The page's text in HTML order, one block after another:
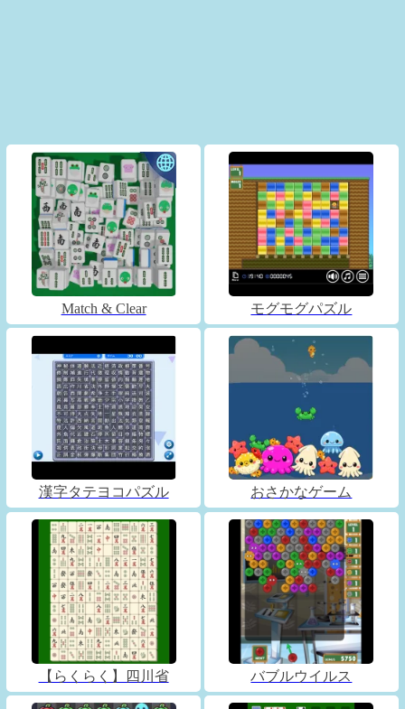
Match & Clear モグモグパズル
漢字タテヨコパズル おさかなゲーム
【らくらく】四川省 バブルウイルス